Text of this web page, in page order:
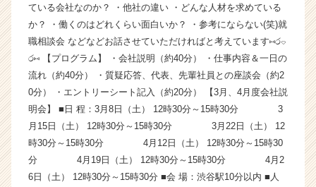
ラ
イ
ン】
ン
チ
ャ
ー・
長
企
ている会社なのか？ ・他社の違い ・どんな人材を求めている
か？ ・働くのはどれくらい面白いか？ ・参考にならない(笑)就
職相談会 などなどお話させていただければと考えています⑅ර⌔
ර⑅ 【プログラム】 ・会社説明（約40分） ・仕事内容＆一日の
流れ（約40分） ・質疑応答、代表、先輩社員との座談会（約2
0分） ・エントリーシート記入（約20分） 【3月、4月度会社説
明会】 ■日 程：3月8日（土） 12時30分～15時30分 3
月15日（土） 12時30分～15時30分 3月22日（土） 12
時30分～15時30分 4月12日（土） 12時30分～15時30
分 4月19日（土） 12時30分～15時30分 4月2
6日（土） 12時30分～15時30分 ■会 場：渋谷駅10分以内 ■人